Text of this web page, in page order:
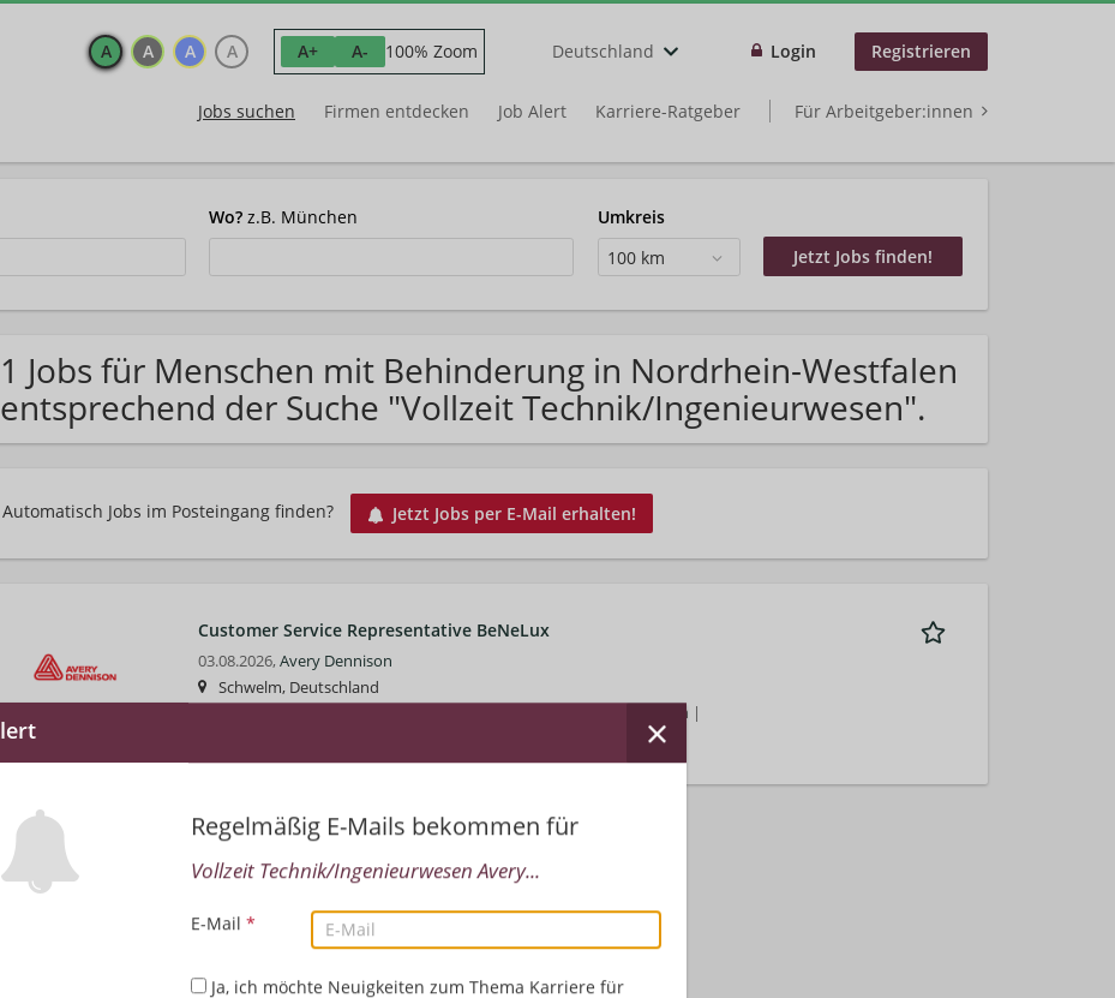
A A A A A+ A- 100% Zoom Deutschland Login Registrieren
Jobs suchen Firmen entdecken Job Alert Karriere-Ratgeber Für Arbeitgeber:innen
Wo? z.B. München
Umkreis
100 km
1 Jobs für Menschen mit Behinderung in Nordrhein-Westfalen
entsprechend der Suche "Vollzeit Technik/Ingenieurwesen".
Automatisch Jobs im Posteingang finden? Jetzt Jobs per E-Mail erhalten!
Regelmäßig E-Mails bekommen für
Vollzeit Technik/Ingenieurwesen Avery...
E-Mail *
Ja, ich möchte Neuigkeiten zum Thema Karriere für
Customer Service Representative BeNeLux
03.08.2026, Avery Dennison
Schwelm, Deutschland
Technik/Ingenieurwesen | Vertrieb/Verkauf/Kundendienst | Deutsch |